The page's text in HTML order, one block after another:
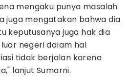
mengaku punya masalah
juga mengatakan bahwa dia
keputusanya juga hak dia
negeri dalam hal
tidak berjalan karena
lanjut Sumarni.